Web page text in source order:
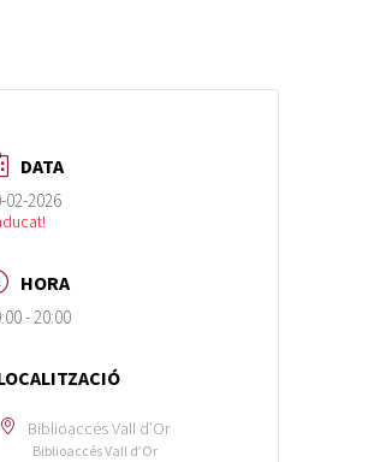
DATA
02-2026
HORA
- 20:00
Biblioaccés Vall d’Or
Biblioaccés Vall d’Or